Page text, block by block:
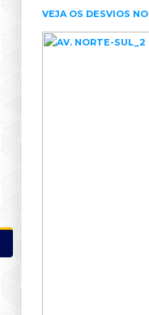
VEJA OS DESVIOS